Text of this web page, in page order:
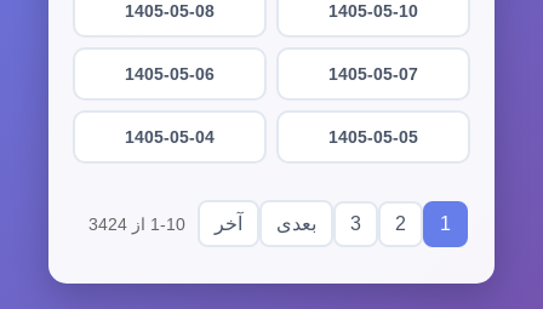
1405-05-10
1405-05-08
1405-05-07
1405-05-06
1405-05-05
1405-05-04
1
2
3 بعدی آخر 1-10 از 3424